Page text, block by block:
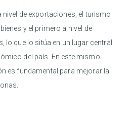
nivel de exportaciones, el turismo
y el primero a nivel de
lo que lo sitúa en un lugar central
del país. En este mismo
es fundamental para mejorar la